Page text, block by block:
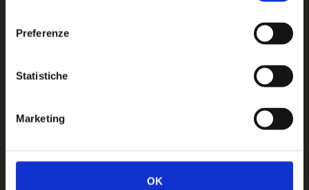
Preferenze
Statistiche
Marketing
OK
Prodotti correlati